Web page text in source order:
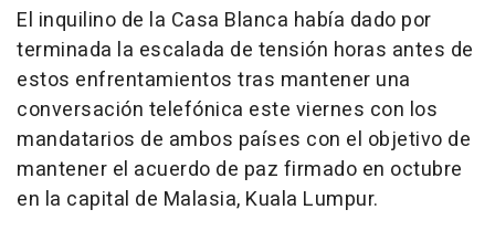
El inquilino de la Casa Blanca había dado por
terminada la escalada de tensión horas antes de
estos enfrentamientos tras mantener una
conversación telefónica este viernes con los
mandatarios de ambos países con el objetivo de
mantener el acuerdo de paz firmado en octubre
en la capital de Malasia, Kuala Lumpur.